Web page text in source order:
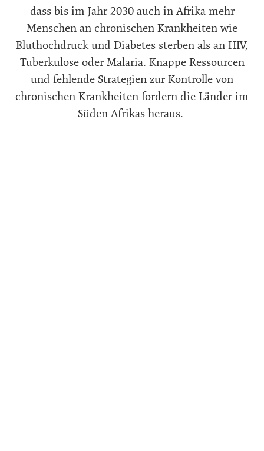
dass bis im Jahr 2030 auch in Afrika mehr
Menschen an chronischen Krankheiten wie
Bluthochdruck und Diabetes sterben als an HIV,
Tuberkulose oder Malaria. Knappe Ressourcen
und fehlende Strategien zur Kontrolle von
chronischen Krankheiten fordern die Länder im
Süden Afrikas heraus.